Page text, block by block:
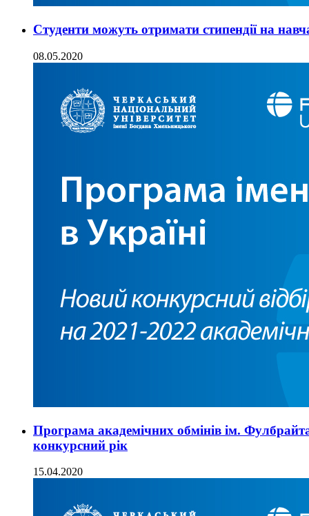
Студенти можуть отримати стипендії на
08.05.2020
Програма академічних обмінів ім.
конкурсний рік
15.04.2020